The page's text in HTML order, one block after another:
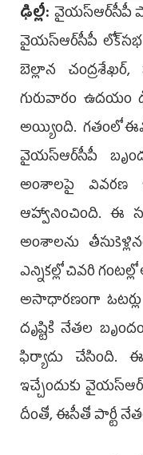
ఢిల్లీ: వైయ‌స్ఆర్‌సీపీ
వైయ‌స్ఆర్‌సీపీ లోక్‌సభ
బెల్లాన‌
గురువారం ఉదయం
అయ్యింది. గతంలో
వైయ‌స్ఆర్‌సీపీ
అంశాలపై వివరణ
ఆహ్వానించింది. ఈ
అంశాలను
ఎన్నికల్లో చివరి
అసాధారణంగా
దృష్టికి నేతల
ఫిర్యాదు చేసింది.
ఇచ్చేందుకు
దీంతో, ఈసీతో పార్టీ